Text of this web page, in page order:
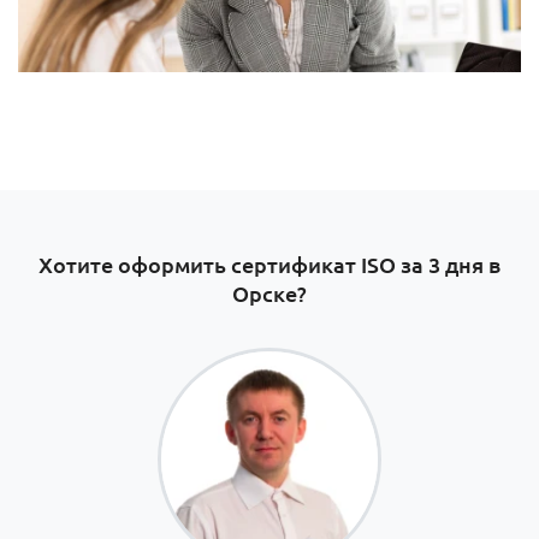
Хотите оформить сертификат ISO за 3 дня в
Орске?